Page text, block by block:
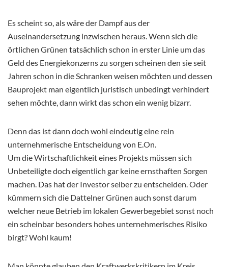
Es scheint so, als wäre der Dampf aus der
Auseinandersetzung inzwischen heraus. Wenn sich die
örtlichen Grünen tatsächlich schon in erster Linie um das
Geld des Energiekonzerns zu sorgen scheinen den sie seit
Jahren schon in die Schranken weisen möchten und dessen
Bauprojekt man eigentlich juristisch unbedingt verhindert
sehen möchte, dann wirkt das schon ein wenig bizarr.
Denn das ist dann doch wohl eindeutig eine rein
unternehmerische Entscheidung von E.On.
Um die Wirtschaftlichkeit eines Projekts müssen sich
Unbeteiligte doch eigentlich gar keine ernsthaften Sorgen
machen. Das hat der Investor selber zu entscheiden. Oder
kümmern sich die Dattelner Grünen auch sonst darum
welcher neue Betrieb im lokalen Gewerbegebiet sonst noch
ein scheinbar besonders hohes unternehmerisches Risiko
birgt? Wohl kaum!